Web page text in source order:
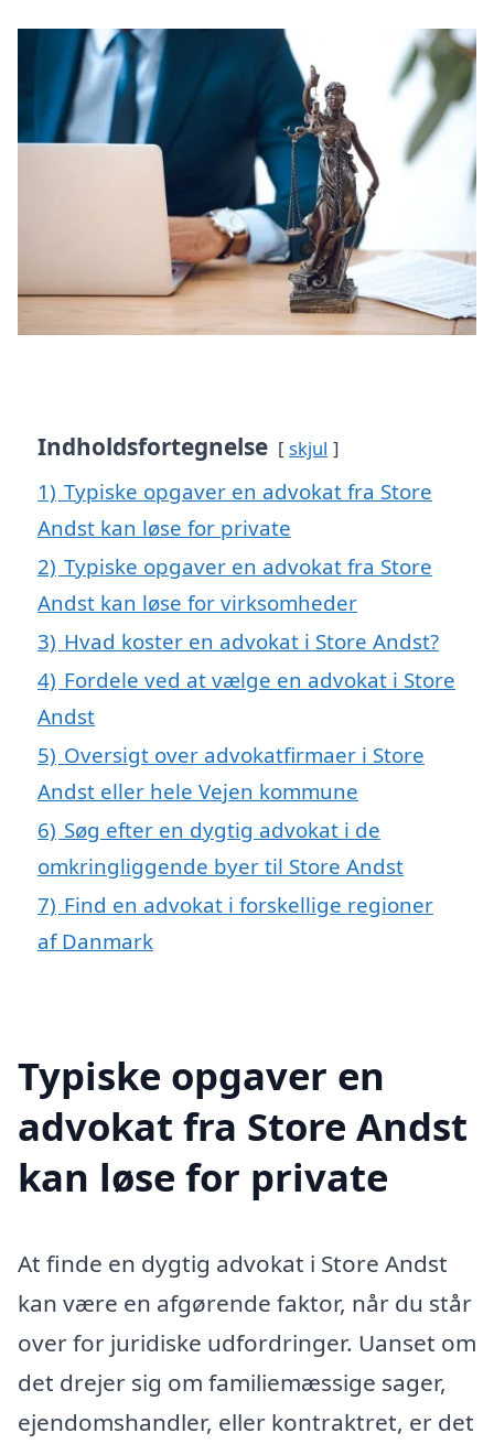
Indholdsfortegnelse skjul
1) Typiske opgaver en advokat fra Store
Andst kan løse for private
2) Typiske opgaver en advokat fra Store
Andst kan løse for virksomheder
3) Hvad koster en advokat i Store Andst?
4) Fordele ved at vælge en advokat i Store
Andst
5) Oversigt over advokatfirmaer i Store
Andst eller hele Vejen kommune
6) Søg efter en dygtig advokat i de
omkringliggende byer til Store Andst
7) Find en advokat i forskellige regioner
af Danmark
Typiske opgaver en
advokat fra Store Andst
kan løse for private
At finde en dygtig advokat i Store Andst
kan være en afgørende faktor, når du står
over for juridiske udfordringer. Uanset om
det drejer sig om familiemæssige sager,
ejendomshandler, eller kontraktret, er det